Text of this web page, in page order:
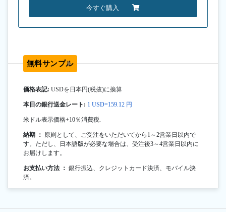
今すぐ購入
無料サンプル
価格表記: USDを日本円(税抜)に換算
本日の銀行送金レート: 1 USD=159.12 円
米ドル表示価格+10％消費税.
納期 ： 原則として、ご受注をいただいてから1～2営業日以内で
す。ただし、日本語版が必要な場合は、受注後3～4営業日以内に
お届けします。
お支払い方法 ： 銀行振込、クレジットカード決済、モバイル決
済。